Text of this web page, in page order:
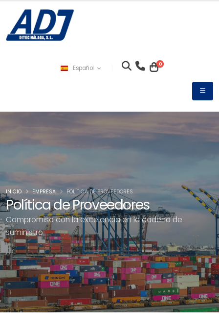
Español 0
Política de Proveedores
Compromiso con la excelencia en la cadena de
suministro
INICIO EMPRESA POLÍTICA DE PROVEEDORES